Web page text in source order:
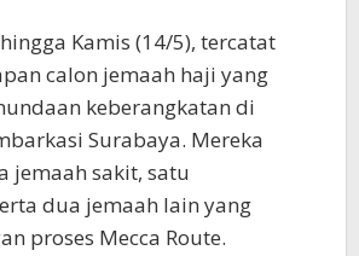
Kamis (14/5), tercatat
calon jemaah haji yang
keberangkatan di
Surabaya. Mereka
jemaah sakit, satu
dua jemaah lain yang
proses Mecca Route.